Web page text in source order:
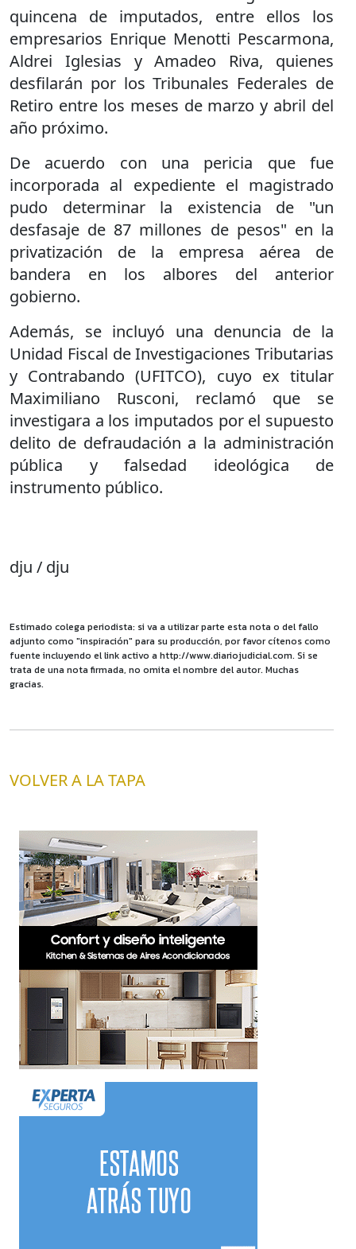
quincena de imputados, entre ellos los
empresarios Enrique Menotti Pescarmona,
Aldrei Iglesias y Amadeo Riva, quienes
desfilarán por los Tribunales Federales de
Retiro entre los meses de marzo y abril del
año próximo.
De acuerdo con una pericia que fue
incorporada al expediente el magistrado
pudo determinar la existencia de "un
desfasaje de 87 millones de pesos" en la
privatización de la empresa aérea de
bandera en los albores del anterior
gobierno.
Además, se incluyó una denuncia de la
Unidad Fiscal de Investigaciones Tributarias
y Contrabando (UFITCO), cuyo ex titular
Maximiliano Rusconi, reclamó que se
investigara a los imputados por el supuesto
delito de defraudación a la administración
pública y falsedad ideológica de
instrumento público.
dju / dju
Estimado colega periodista: si va a utilizar parte esta nota o del fallo
adjunto como "inspiración" para su producción, por favor cítenos como
fuente incluyendo el link activo a http://www.diariojudicial.com. Si se
trata de una nota firmada, no omita el nombre del autor. Muchas
gracias.
VOLVER A LA TAPA